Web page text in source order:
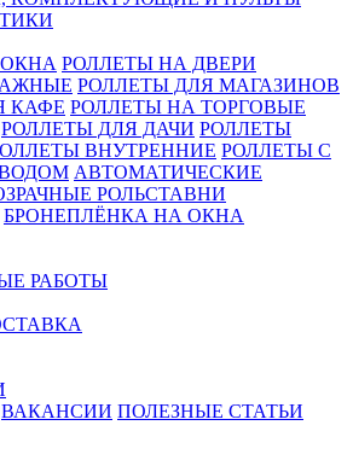
РОЛЛЕТЫ НА ДВЕРИ
РОЛЛЕТЫ ДЛЯ МАГАЗИНОВ
КАФЕ РОЛЛЕТЫ НА ТОРГОВЫЕ
РОЛЛЕТЫ ДЛЯ ДАЧИ РОЛЛЕТЫ
ВНУТРЕННИЕ РОЛЛЕТЫ С
АВТОМАТИЧЕСКИЕ
РОЛЬСТАВНИ
БРОНЕПЛЁНКА НА ОКНА
РАБОТЫ
ВАКАНСИИ ПОЛЕЗНЫЕ СТАТЬИ